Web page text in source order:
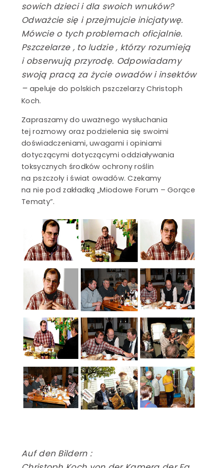
sowich dzieci i dla swoich wnuków?
Odważcie się i przejmujcie inicjatywę.
Mówcie o tych problemach oficjalnie.
Pszczelarze , to ludzie , którzy rozumieją
i obserwują przyrodę. Odpowiadamy
swoją pracą za życie owadów i insektów
– apeluje do polskich pszczelarzy Christoph
Koch.
Zapraszamy do uważnego wysłuchania
tej rozmowy oraz podzielenia się swoimi
doświadczeniami, uwagami i opiniami
dotyczącymi dotyczącymi oddziaływania
toksycznych środków ochrony roślin
na pszczoły i świat owadów. Czekamy
na nie pod zakładką „Miodowe Forum – Gorące
Tematy”.
Auf den Bildern :